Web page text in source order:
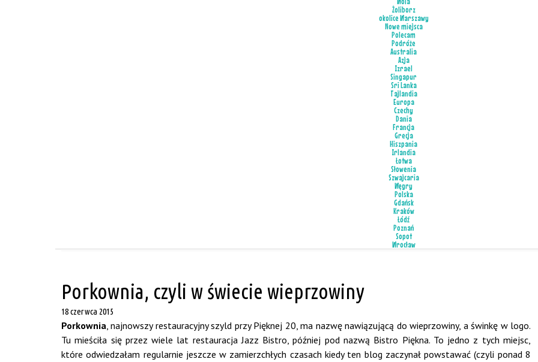
Żoliborz
okolice Warszawy
Nowe miejsca
Polecam
Podróże
Australia
Azja
Izrael
Singapur
Sri Lanka
Tajlandia
Europa
Czechy
Dania
Francja
Grecja
Hiszpania
Irlandia
Łotwa
Słowenia
Szwajcaria
Węgry
Polska
Gdańsk
Kraków
Łódź
Poznań
Sopot
Wrocław
Porkownia, czyli w świecie wieprzowiny
18 czerwca 2015
Porkownia, najnowszy restauracyjny szyld przy Pięknej 20, ma nazwę nawiązującą do wieprzowiny, a świnkę w logo.
Tu mieściła się przez wiele lat restauracja Jazz Bistro, później pod nazwą Bistro Piękna. To jedno z tych miejsc,
które odwiedzałam regularnie jeszcze w zamierzchłych czasach kiedy ten blog zaczynał powstawać (czyli ponad 8